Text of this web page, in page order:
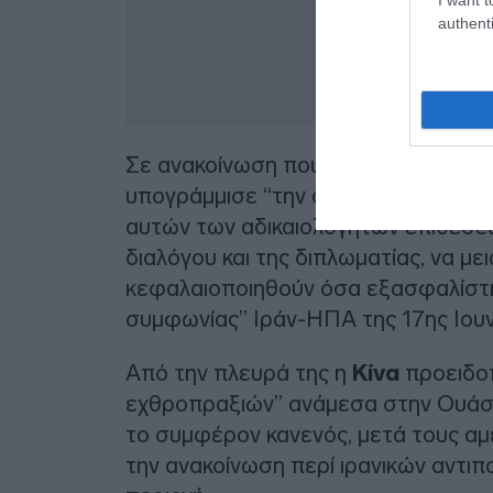
Σε ανακοίνωση που εξέδωσε, το
υπογράμμισε “την ανάγκη να
αυτών των αδικαιολόγητων
διαλόγου και της διπλωματίας, να
κεφαλαιοποιηθούν όσα
συμφωνίας” Ιράν-ΗΠΑ της 17ης
Από την πλευρά της η Κίνα
εχθροπραξιών” ανάμεσα στην
το συμφέρον κανενός, μετά τους
την ανακοίνωση περί ιρανικών